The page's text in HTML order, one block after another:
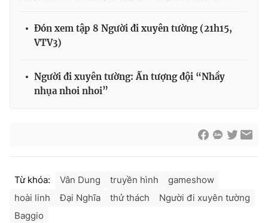
Đón xem tập 8 Người đi xuyên tường (21h15,
VTV3)
Người đi xuyên tường: Ấn tượng đội “Nhầy
nhụa nhoi nhoi”
Từ khóa: Vân Dung truyền hình
gameshow
hoài linh
Đại Nghĩa thử thách
Người đi xuyên tường
Baggio